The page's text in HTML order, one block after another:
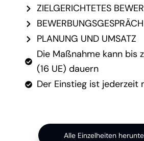
ZIELGERICHTETES
PLANUNG UND UMSATZ
Die Maßnahme kann bis
(16 UE) dauern
Der Einstieg ist jederzeit
Alle Einzelheiten